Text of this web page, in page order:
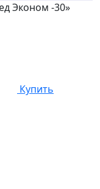
Эконом -30»
Купить